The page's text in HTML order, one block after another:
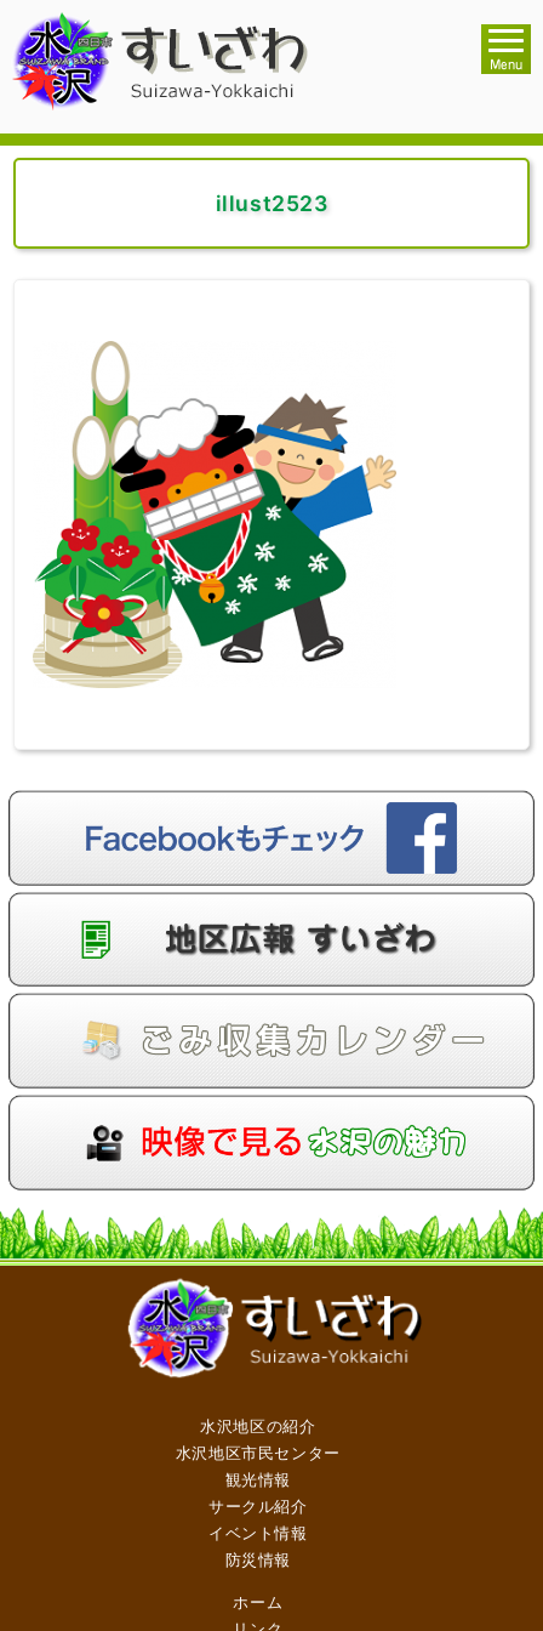
illust2523
水沢地区の紹介
水沢地区市民センター
観光情報
サークル紹介
イベント情報
防災情報
ホーム